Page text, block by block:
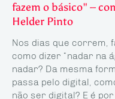
fazem o básico" –
Helder Pinto
Nos dias que correm,
como dizer “nadar na
nadar? Da mesma
passa pelo digital,
não ser digital? E é